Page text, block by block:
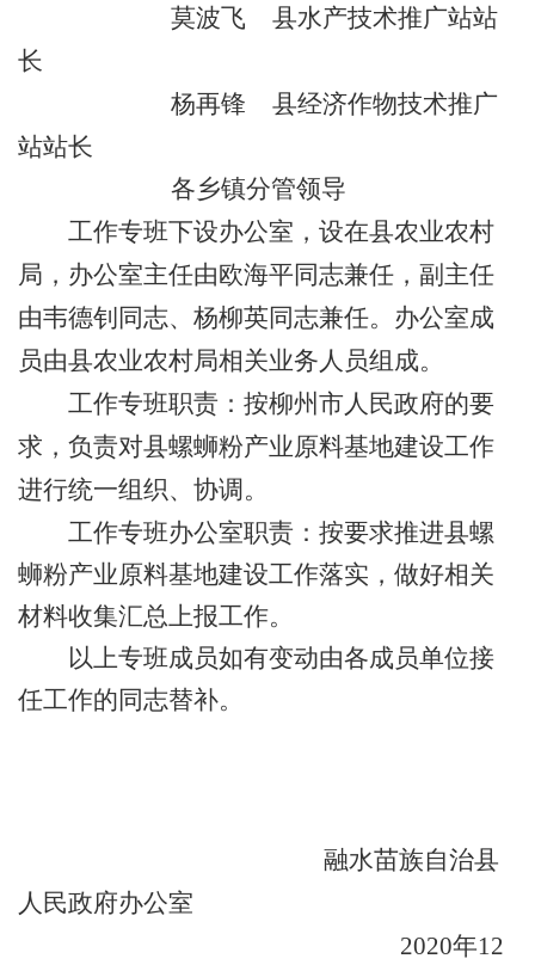
莫波飞
县水产技术推广站站
长
杨再锋
县经济作物技术推广
站站长
各乡镇分管领导
工作专班下设办公室，设在县农业农村
局，办公室主任由欧海平同志兼任，副主任
由韦德钊同志、杨柳英同志兼任。办公室成
员由县农业农村局相关业务人员组成。
工作专班职责：按柳州市人民政府的要
求，负责对县螺蛳粉产业原料基地建设工作
进行统一组织、协调。
工作专班办公室职责：按要求推进县螺
蛳粉产业原料基地建设工作落实，做好相关
材料收集汇总上报工作。
以上专班成员如有变动由各成员单位接
任工作的同志替补。
融水苗族自治县
人民政府办公室
2020年12